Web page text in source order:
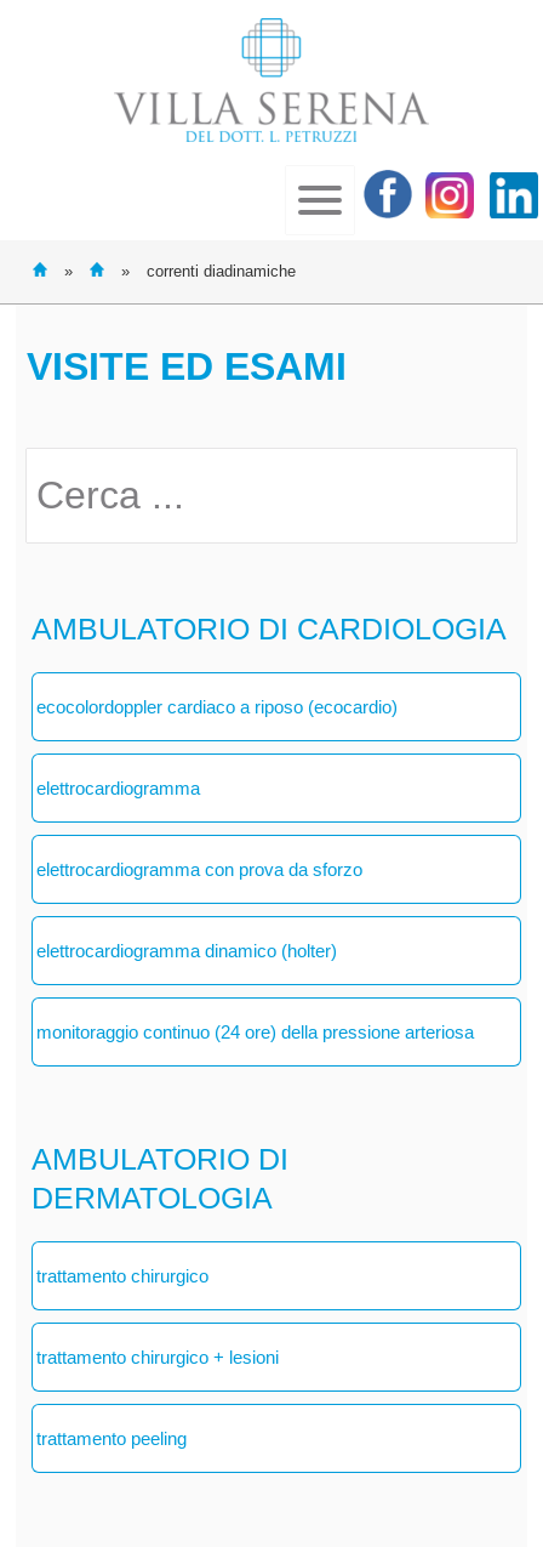
» » correnti diadinamiche
VISITE ED ESAMI
AMBULATORIO DI CARDIOLOGIA
ecocolordoppler cardiaco a riposo (ecocardio)
elettrocardiogramma
elettrocardiogramma con prova da sforzo
elettrocardiogramma dinamico (holter)
monitoraggio continuo (24 ore) della pressione arteriosa
AMBULATORIO DI
DERMATOLOGIA
trattamento chirurgico
trattamento chirurgico + lesioni
trattamento peeling